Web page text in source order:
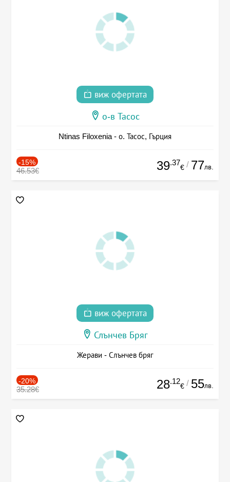
виж офертата
о-в Тасос
Ntinas Filoxenia - о. Тасос, Гърция
-15%
46.53€ 39.37
€ / 77лв.
виж офертата
Слънчев Бряг
Жерави - Слънчев бряг
-20%
35.28€ 28.12
€ / 55лв.